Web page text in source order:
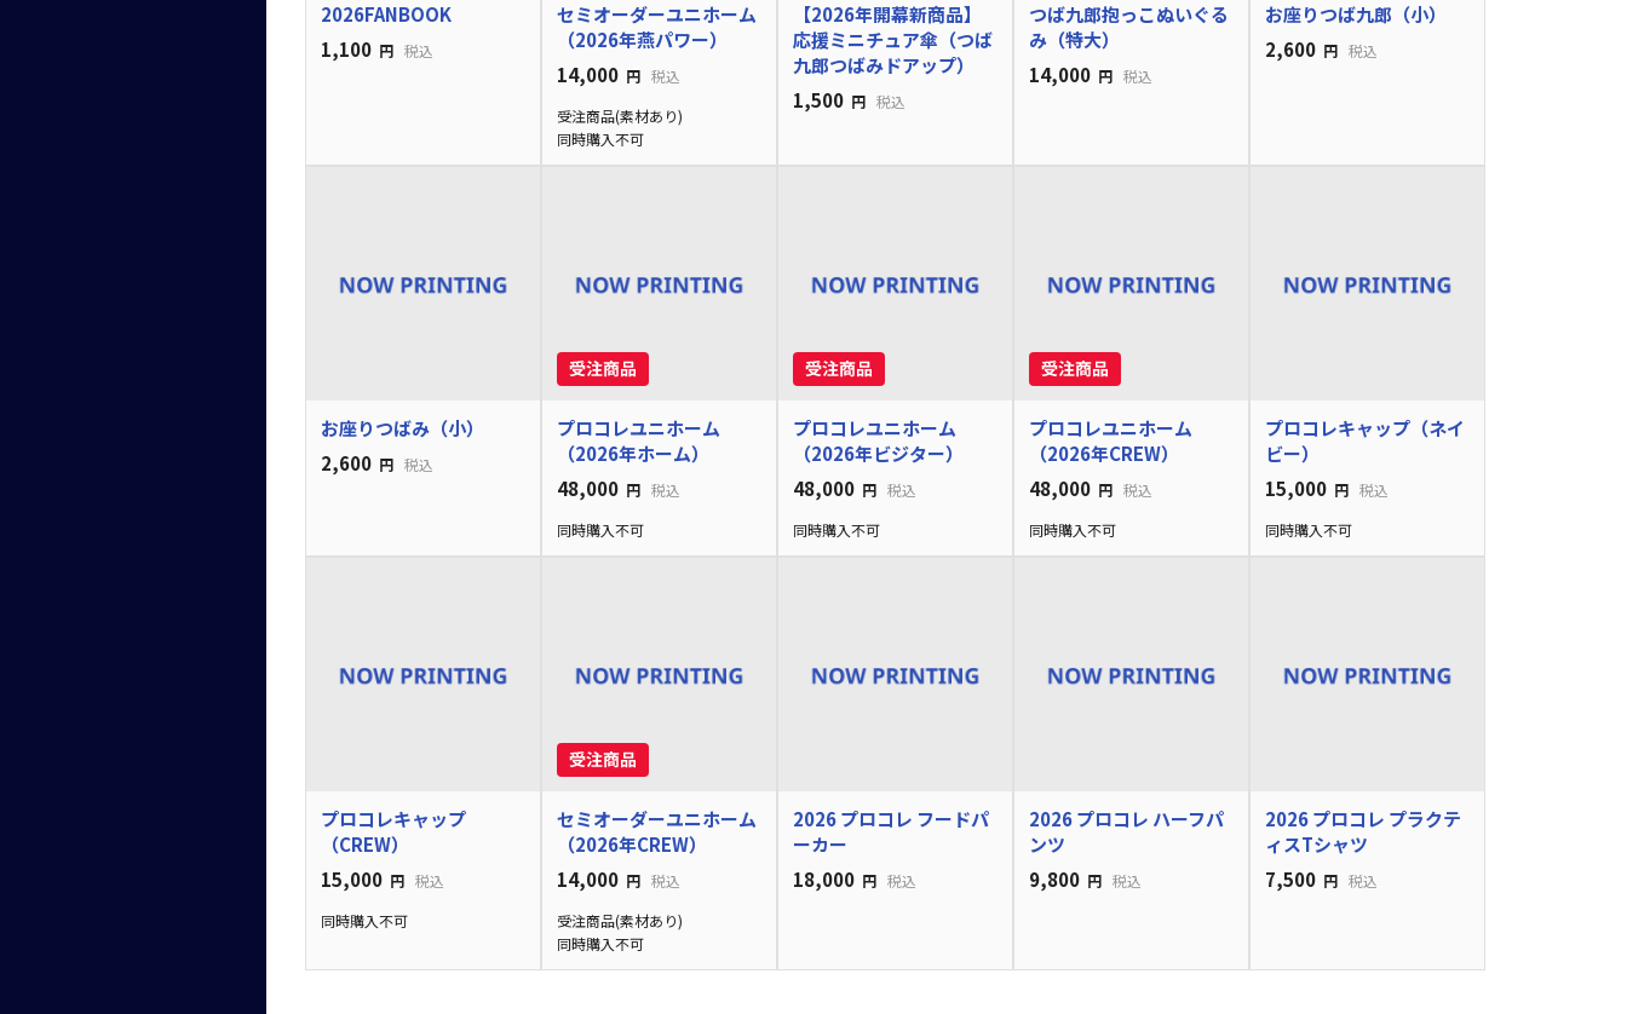
2026FANBOOK
1,100 円 税込
セミオーダーユニホーム
（2026年燕パワー）
14,000 円 税込
受注商品(素材あり)
同時購入不可
【2026年開幕新商品】
応援ミニチュア傘（つば
九郎つばみドアップ）
1,500 円 税込
つば九郎抱っこぬいぐる
み（特大）
14,000 円 税込
お座りつば九郎（小）
2,600 円 税込
お座りつばみ（小）
2,600 円 税込
プロコレユニホーム
（2026年ホーム）
48,000 円 税込
同時購入不可
プロコレユニホーム
（2026年ビジター）
48,000 円 税込
同時購入不可
プロコレユニホーム
（2026年CREW）
48,000 円 税込
同時購入不可
プロコレキャップ（ネイ
ビー）
15,000 円 税込
同時購入不可
プロコレキャップ
（CREW）
15,000 円 税込
同時購入不可
セミオーダーユニホーム
（2026年CREW）
14,000 円 税込
受注商品(素材あり)
同時購入不可
2026 プロコレ フードパ
ーカー
18,000 円 税込
2026 プロコレ ハーフパ
ンツ
9,800 円 税込
2026 プロコレ プラクテ
ィスTシャツ
7,500 円 税込